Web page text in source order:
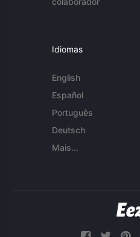
Idiomas
English
Español
Português
Deutsch
Mais...